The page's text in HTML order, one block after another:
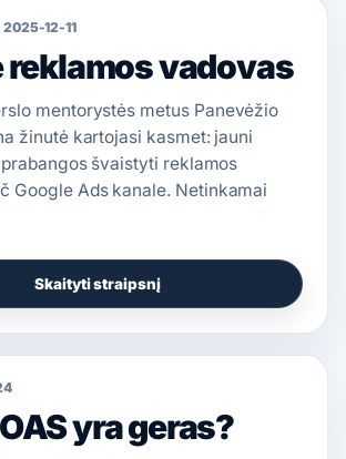
2025-12-11
reklamos vadovas
mentorystės metus Panevėžio
žinutė kartojasi kasmet: jauni
švaistyti reklamos
Google Ads kanale. Netinkamai
Skaityti straipsnį
yra geras?